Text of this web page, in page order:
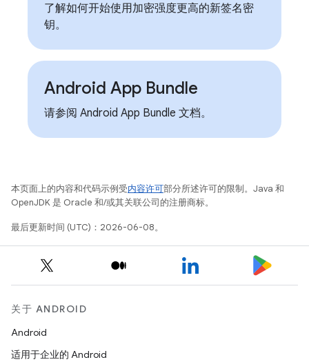
了解如何开始使用加密强度更高的新签名密
钥。
Android App Bundle
请参阅 Android App Bundle 文档。
本页面上的内容和代码示例受内容许可部分所述许可的限制。Java 和
OpenJDK 是 Oracle 和/或其关联公司的注册商标。
最后更新时间 (UTC)：2026-06-08。
关于 ANDROID
Android
适用于企业的 Android